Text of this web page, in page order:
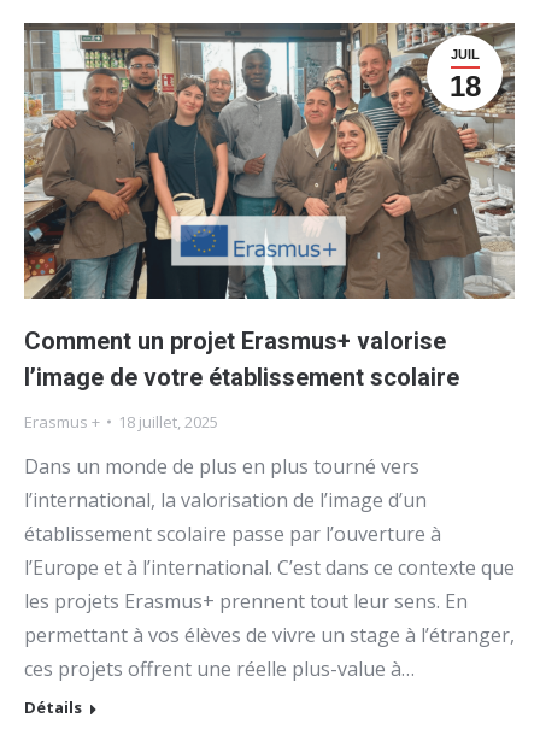
JUIL
18
Comment un projet Erasmus+ valorise
l’image de votre établissement scolaire
Erasmus + 18 juillet, 2025
Dans un monde de plus en plus tourné vers
l’international, la valorisation de l’image d’un
établissement scolaire passe par l’ouverture à
l’Europe et à l’international. C’est dans ce contexte que
les projets Erasmus+ prennent tout leur sens. En
permettant à vos élèves de vivre un stage à l’étranger,
ces projets offrent une réelle plus-value à…
Détails